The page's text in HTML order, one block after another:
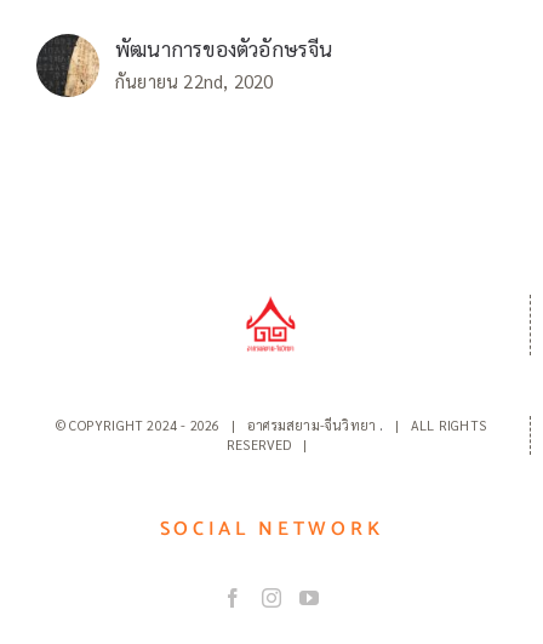
พัฒนาการของตัวอักษรจีน
กันยายน 22nd, 2020
© COPYRIGHT 2024 - 2026 | อาศรมสยาม-จีนวิทยา .
| ALL RIGHTS
RESERVED |
SOCIAL NETWORK